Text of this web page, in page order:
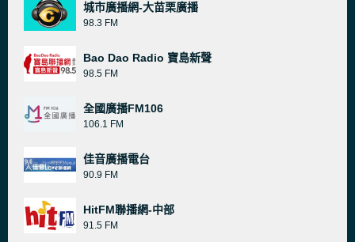
城市廣播網-大苗栗廣播
98.3 FM
Bao Dao Radio 寶島新聲
98.5 FM
全國廣播FM106
106.1 FM
佳音廣播電台
90.9 FM
HitFM聯播網-中部
91.5 FM